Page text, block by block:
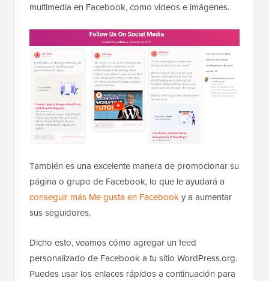
multimedia en Facebook, como videos e imágenes.
También es una excelente manera de promocionar su
página o grupo de Facebook, lo que le ayudará a
conseguir más Me gusta en Facebooky a aumentar
sus seguidores.
Dicho esto, veamos cómo agregar un feed
personalizado de Facebook a tu sitio WordPress.org.
Puedes usar los enlaces rápidos a continuación para